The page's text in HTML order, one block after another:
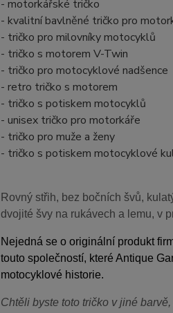
- motorkářské tričko
- kvalitní bavlněné tričko pro
- tričko pro milovníky motocyklů
- tričko s motorem V-Twin
- tričko pro motocyklové nadšence
- retro tričko s motorem
- tričko s potiskem motocyklů
- unisex tričko pro motorkáře
- tričko pro muže a ženy
- tričko s potiskem motocyklové
Rovný střih, bez bočních švů,
dvojité švy na rukávech a lemu, v
Nejedná se o originální produkt
touto společností, které Antique
motocyklové historie.
Chtěli byste toto tričko v jiné